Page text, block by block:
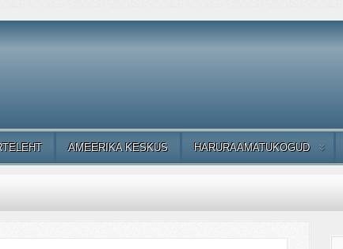
AMEERIKA KESKUS HARURAAMATUKOGUD